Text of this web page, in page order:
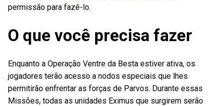
permissão para fazê-lo.
O que você precisa fazer
Enquanto a Operação Ventre da Besta estiver ativa, os
jogadores terão acesso a nodos especiais que lhes
permitirão enfrentar as forças de Parvos. Durante essas
Missões, todas as unidades Eximus que surgirem serão